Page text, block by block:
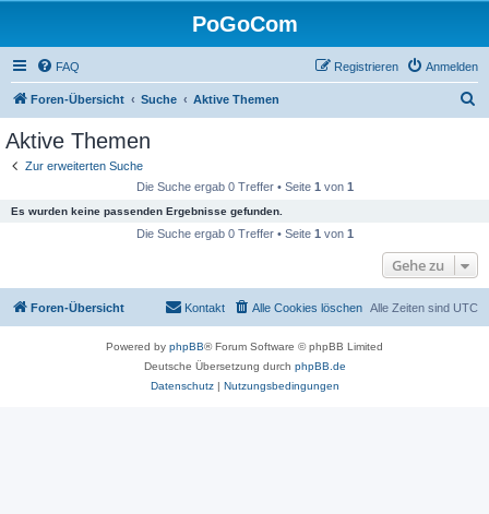
PoGoCom
FAQ Anmelden
Registrieren
Foren-Übersicht Suche Aktive Themen
Aktive Themen
Zur erweiterten Suche
Die Suche ergab 0 Treffer • Seite 1 von 1
Es wurden keine passenden Ergebnisse gefunden.
Die Suche ergab 0 Treffer • Seite 1 von 1
Gehe zu
Foren-Übersicht Alle Zeiten sind UTC
Alle Cookies löschen
Kontakt
Powered by phpBB® Forum Software © phpBB Limited
Deutsche Übersetzung durch phpBB.de
Datenschutz| Nutzungsbedingungen